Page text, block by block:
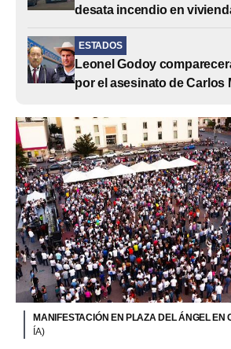
desata incendio en
ESTADOS
Leonel Godoy
por el asesinato de Carlos
MANIFESTACIÓN EN PLAZA DEL ÁNGEL EN
ÍA)